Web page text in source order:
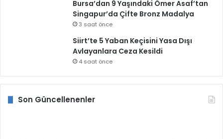
Bursa’dan 9 Yaşındaki Ömer Asaf’tan
Singapur’da Çifte Bronz Madalya
3 saat önce
Siirt’te 5 Yaban Keçisini Yasa Dışı
Avlayanlara Ceza Kesildi
4 saat önce
Son Güncellenenler